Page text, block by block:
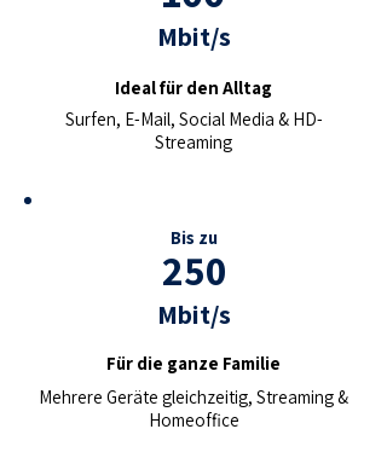
Mbit/s
Ideal für den Alltag
Surfen, E-Mail, Social Media & HD-
Streaming
Bis zu
250
Mbit/s
Für die ganze Familie
Mehrere Geräte gleichzeitig, Streaming &
Homeoffice